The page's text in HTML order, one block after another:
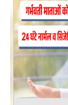
पुलिस का
स्रोत से लेकर
कार्रवाई की जा